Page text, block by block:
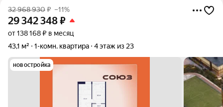
32 968 930₽ –11%
29 342 348₽
от 138 168 ₽ в месяц
43,1 м²
1-комн. квартира 4 этаж из 23
новостройка